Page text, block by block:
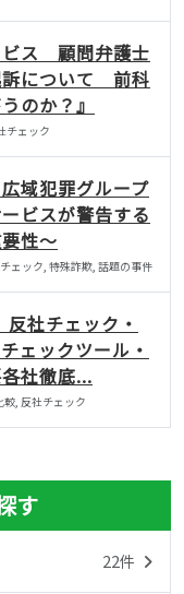
ビス 顧問弁護士
訴について 前科
のか？』
チェック
域犯罪グループ
ビスが警告する
性〜
ェック, 特殊詐欺, 話題の事件
反社チェック・
ェックツール・
社徹底...
, 反社チェック
す
22件